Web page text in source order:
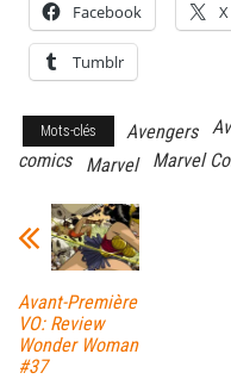
Facebook X
Tumblr
Mots-clés Avengers
comics
Marvel Marvel
Avant-Première
VO: Review
Wonder Woman
#37